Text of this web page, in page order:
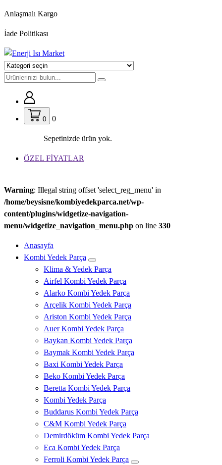
İçeriğe
Anlaşmalı Kargo
İade Politikası
0 0
Sepetinizde ürün yok.
ÖZEL FİYATLAR
Warning: Illegal string offset 'select_reg_menu' in
/home/beysisne/kombiyedekparca.net/wp-
content/plugins/widgetize-navigation-
menu/widgetize_navigation_menu.php on line 330
Anasayfa
Kombi Yedek Parça
Klima & Yedek Parça
Airfel Kombi Yedek Parça
Alarko Kombi Yedek Parça
Arçelik Kombi Yedek Parça
Ariston Kombi Yedek Parça
Auer Kombi Yedek Parça
Baykan Kombi Yedek Parça
Baymak Kombi Yedek Parça
Baxi Kombi Yedek Parça
Beko Kombi Yedek Parça
Beretta Kombi Yedek Parça
Kombi Yedek Parça
Buddarus Kombi Yedek Parça
C&M Kombi Yedek Parça
Demirdöküm Kombi Yedek Parça
Eca Kombi Yedek Parça
Ferroli Kombi Yedek Parça